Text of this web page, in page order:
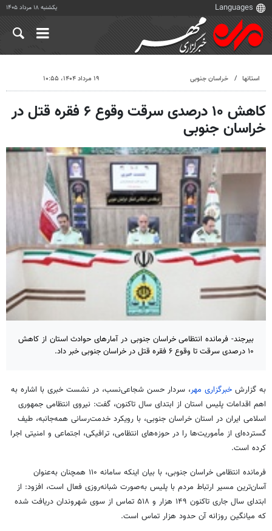
یکشنبه ۱۸ مرداد ۱۴۰۵
استانها خراسان جنوبی ۱۹ مرداد ۱۴۰۴، ۱۰:۵۵
کاهش ۱۰ درصدی سرقت وقوع ۶ فقره قتل در
خراسان جنوبی
بیرجند- فرمانده انتظامی خراسان جنوبی در آمارهای حوادث استان از کاهش
۱۰ درصدی سرقت تا وقوع ۶ فقره قتل در خراسان جنوبی خبر داد.
به گزارش خبرگزاری مهر، سردار حسن شجاعی‌نسب، در نشست خبری با اشاره به
اهم اقدامات پلیس استان از ابتدای سال تاکنون، گفت: نیروی انتظامی جمهوری
اسلامی ایران در استان خراسان جنوبی، با رویکرد خدمت‌رسانی همه‌جانبه، طیف
گسترده‌ای از مأموریت‌ها را در حوزه‌های انتظامی، ترافیکی، اجتماعی و امنیتی اجرا
کرده است.
فرمانده انتظامی خراسان جنوبی، با بیان اینکه سامانه ۱۱۰ همچنان به‌عنوان
آسان‌ترین مسیر ارتباط مردم با پلیس به‌صورت شبانه‌روزی فعال است، افزود: از
ابتدای سال جاری تاکنون ۱۴۹ هزار و ۵۱۸ تماس از سوی شهروندان دریافت شده
که میانگین روزانه آن حدود هزار تماس است.